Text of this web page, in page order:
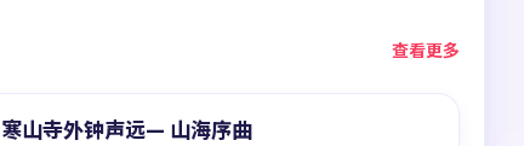
查看更多
热门
99:55
寒山寺外钟声远— 山海序曲